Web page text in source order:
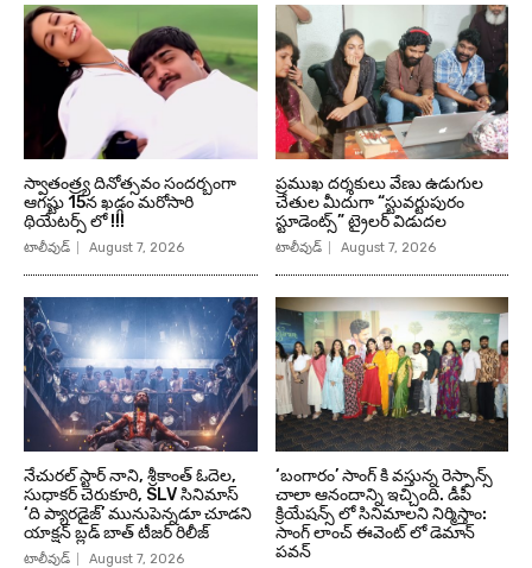
స్వాతంత్ర్య దినోత్సవం సందర్బంగా
ఆగష్టు 15న ఖడ్గం మరోసారి
థియేటర్స్ లో !!!
టాలీవుడ్ August 7, 2026
ప్రముఖ దర్శకులు వేణు ఉడుగుల
చేతుల మీదుగా “స్టువర్టుపురం
స్టూడెంట్స్” ట్రైలర్ విడుదల
టాలీవుడ్ August 7, 2026
నేచురల్ స్టార్ నాని, శ్రీకాంత్ ఓదెల,
సుధాకర్ చెరుకూరి, SLV సినిమాస్
‘ది ప్యారడైజ్’ మునుపెన్నడూ చూడని
యాక్షన్ బ్లడ్ బాత్ టీజర్ రిలీజ్
టాలీవుడ్ August 7, 2026
‘బంగారం’ సాంగ్ కి వస్తున్న రెస్పాన్స్
చాలా ఆనందాన్ని ఇచ్చింది. డీపీ
క్రియేషన్స్ లో సినిమాలని నిర్మిస్తాం:
సాంగ్ లాంచ్ ఈవెంట్ లో డెమాన్
పవన్